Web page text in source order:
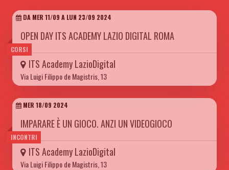
CORSI
DA MER 11/09 A LUN 23/09 2024
OPEN DAY ITS ACADEMY LAZIO DIGITAL ROMA
ITS Academy LazioDigital
Via Luigi Filippo de Magistris, 13
INCONTRI
MER 18/09 2024
IMPARARE È UN GIOCO. ANZI UN VIDEOGIOCO
ITS Academy LazioDigital
Via Luigi Filippo de Magistris, 13